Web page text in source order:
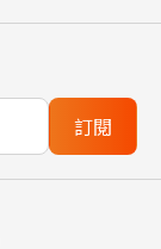
訂閱